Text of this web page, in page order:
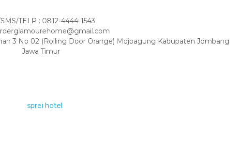
TELP : 0812-4444-1543
3 No 02 (Rolling Door Orange) Mojoagung Kabupaten Jombang
Jawa Timur